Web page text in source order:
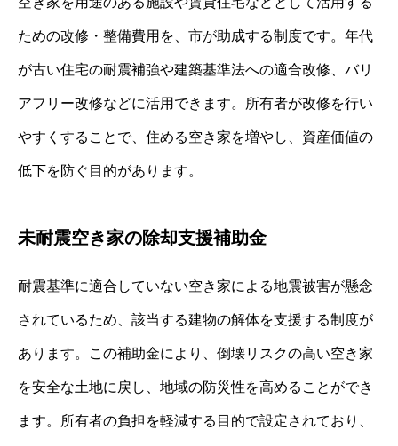
ための改修・整備費用を、市が助成する制度です。年代
が古い住宅の耐震補強や建築基準法への適合改修、バリ
アフリー改修などに活用できます。所有者が改修を行い
やすくすることで、住める空き家を増やし、資産価値の
低下を防ぐ目的があります。
未耐震空き家の除却支援補助金
耐震基準に適合していない空き家による地震被害が懸念
されているため、該当する建物の解体を支援する制度が
あります。この補助金により、倒壊リスクの高い空き家
を安全な土地に戻し、地域の防災性を高めることができ
ます。所有者の負担を軽減する目的で設定されており、